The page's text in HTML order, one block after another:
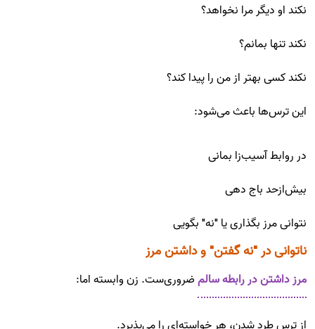
نکند او دیگر مرا نخواهد؟
نکند تنها بمانم؟
نکند کسی بهتر از من را پیدا کند؟
این ترس‌ها باعث می‌شود:
در روابط آسیب‌زا بمانی
بیش‌ازحد باج دهی
نتوانی مرز بگذاری یا "نه" بگویی
ناتوانی در "نه گفتن" و داشتن مرز
مرز داشتن در رابطه سالمضروری‌ست. زن وابسته اما: